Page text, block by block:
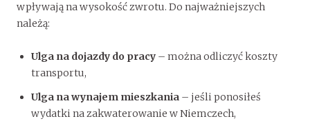
wpływają na wysokość zwrotu. Do najważniejszych
należą:
Ulga na dojazdy do pracy – można odliczyć koszty
transportu,
Ulga na wynajem mieszkania – jeśli ponosiłeś
wydatki na zakwaterowanie w Niemczech,